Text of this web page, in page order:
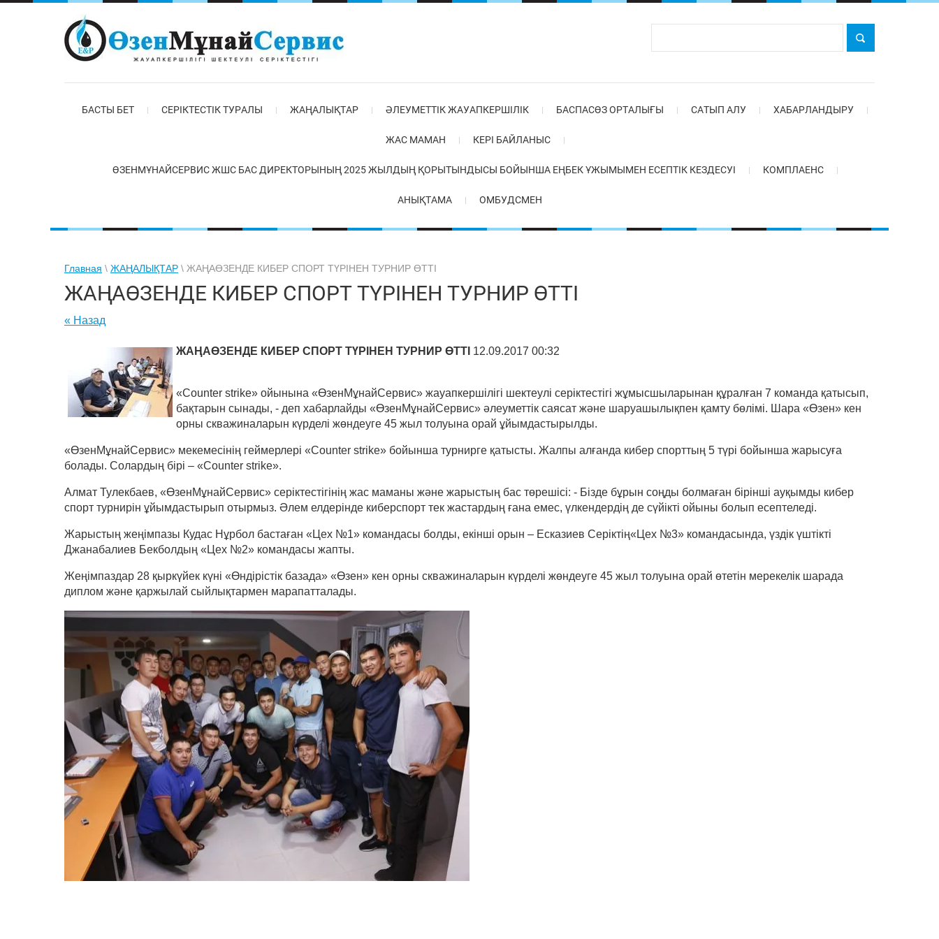
БАСТЫ БЕТ СЕРІКТЕСТІК ТУРАЛЫ ЖАҢАЛЫҚТАР ӘЛЕУМЕТТІК ЖАУАПКЕРШІЛІК БАСПАСӨЗ ОРТАЛЫҒЫ САТЫП АЛУ ХАБАРЛАНДЫРУ
ЖАС МАМАН КЕРІ БАЙЛАНЫС
ӨЗЕНМҰНАЙСЕРВИС ЖШС БАС ДИРЕКТОРЫНЫҢ 2025 ЖЫЛДЫҢ ҚОРЫТЫНДЫСЫ БОЙЫНША ЕҢБЕК ҰЖЫМЫМЕН ЕСЕПТІК КЕЗДЕСУІ КОМПЛАЕНС
АНЫҚТАМА ОМБУДСМЕН
Главная \ ЖАҢАЛЫҚТАР \ ЖАҢАӨЗЕНДЕ КИБЕР СПОРТ ТҮРІНЕН ТУРНИР ӨТТІ
ЖАҢАӨЗЕНДЕ КИБЕР СПОРТ ТҮРІНЕН ТУРНИР ӨТТІ
« Назад
ЖАҢАӨЗЕНДЕ КИБЕР СПОРТ ТҮРІНЕН ТУРНИР ӨТТІ 12.09.2017 00:32
«Counter strike» ойынына «ӨзенМұнайСервис» жауапкершілігі шектеулі серіктестігі жұмысшыларынан құралған 7 команда қатысып,
бақтарын сынады, - деп хабарлайды «ӨзенМұнайСервис» әлеуметтік саясат және шаруашылықпен қамту бөлімі. Шара «Өзен» кен
орны скважиналарын күрделі жөндеуге 45 жыл толуына орай ұйымдастырылды.
«ӨзенМұнайСервис» мекемесінің геймерлері «Counter strike» бойынша турнирге қатысты. Жалпы алғанда кибер спорттың 5 түрі бойынша жарысуға
болады. Солардың бірі – «Counter strike».
Алмат Тулекбаев, «ӨзенМұнайСервис» серіктестігінің жас маманы және жарыстың бас төрешісі: - Бізде бұрын соңды болмаған бірінші ауқымды кибер
спорт турнирін ұйымдастырып отырмыз. Әлем елдерінде киберспорт тек жастардың ғана емес, үлкендердің де сүйікті ойыны болып есептеледі.
Жарыстың жеңімпазы Кудас Нұрбол бастаған «Цех №1» командасы болды, екінші орын – Есказиев Серіктің«Цех №3» командасында, үздік үштікті
Джанабалиев Бекболдың «Цех №2» командасы жапты.
Жеңімпаздар 28 қыркүйек күні «Өндірістік базада» «Өзен» кен орны скважиналарын күрделі жөндеуге 45 жыл толуына орай өтетін мерекелік шарада
диплом және қаржылай сыйлықтармен марапатталады.